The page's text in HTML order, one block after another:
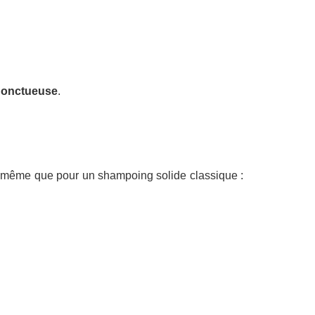
.
que pour un shampoing solide classique :